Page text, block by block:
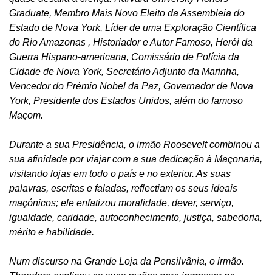
Graduate, Membro Mais Novo Eleito da Assembleia do
Estado de Nova York, Líder de uma Exploração Científica
do Rio Amazonas , Historiador e Autor Famoso, Herói da
Guerra Hispano-americana, Comissário de Polícia da
Cidade de Nova York, Secretário Adjunto da Marinha,
Vencedor do Prémio Nobel da Paz, Governador de Nova
York, Presidente dos Estados Unidos, além do famoso
Maçom.
Durante a sua Presidência, o irmão Roosevelt combinou a
sua afinidade por viajar com a sua dedicação à Maçonaria,
visitando lojas em todo o país e no exterior. As suas
palavras, escritas e faladas, reflectiam os seus ideais
maçónicos; ele enfatizou moralidade, dever, serviço,
igualdade, caridade, autoconhecimento, justiça, sabedoria,
mérito e habilidade.
Num discurso na Grande Loja da Pensilvânia, o irmão.